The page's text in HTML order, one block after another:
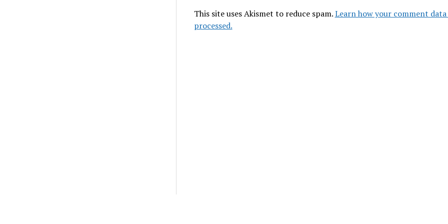
This site uses Akismet to reduce spam.Learn how your comment data
processed.